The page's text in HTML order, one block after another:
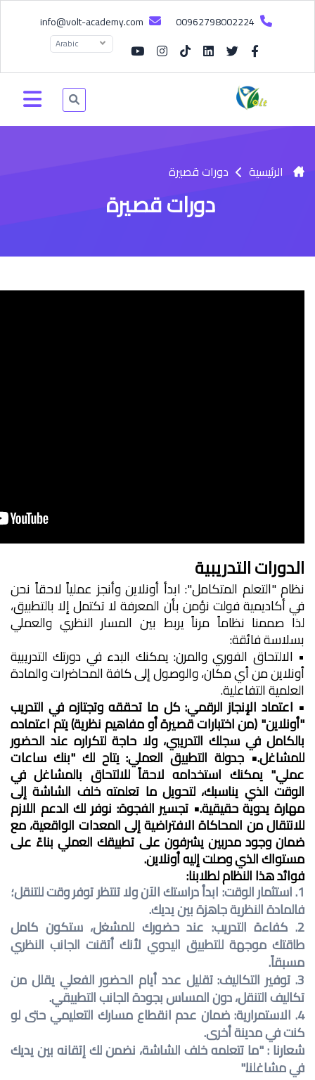
00962798002224
Arabic
الرئيسية دورات قصيرة
دورات قصيرة
الدورات التدريبية
نظام "التعلم المتكامل": ابدأ أونلاين وأنجز عملياً لاحقاً نحن
في أكاديمية فولت نؤمن بأن المعرفة لا تكتمل إلا بالتطبيق،
لذا صممنا نظاماً مرناً يربط بين المسار النظري والعملي
بسلاسة فائقة:
• الالتحاق الفوري والمرن: يمكنك البدء في دورتك التدريبية
أونلاين من أي مكان، والوصول إلى كافة المحاضرات والمادة
العلمية التفاعلية.
• اعتماد الإنجاز الرقمي: كل ما تحققه وتجتازه في التدريب
"أونلاين" (من اختبارات قصيرة أو مفاهيم نظرية) يتم اعتماده
بالكامل في سجلك التدريبي، ولا حاجة لتكراره عند الحضور
للمشاغل.• جدولة التطبيق العملي: يتاح لك "بنك ساعات
عملي" يمكنك استخدامه لاحقاً للالتحاق بالمشاغل في
الوقت الذي يناسبك، لتحويل ما تعلمته خلف الشاشة إلى
مهارة يدوية حقيقية.• تجسير الفجوة: نوفر لك الدعم اللازم
للانتقال من المحاكاة الافتراضية إلى المعدات الواقعية، مع
ضمان وجود مدربين يشرفون على تطبيقك العملي بناءً على
مستواك الذي وصلت إليه أونلاين.
فوائد هذا النظام لطلابنا:
1. استثمار الوقت: ابدأ دراستك الآن ولا تنتظر توفر وقت للتنقل؛
فالمادة النظرية جاهزة بين يديك.
2. كفاءة التدريب: عند حضورك للمشغل، ستكون كامل
طاقتك موجهة للتطبيق اليدوي لأنك أتقنت الجانب النظري
مسبقاً.
3. توفير التكاليف: تقليل عدد أيام الحضور الفعلي يقلل من
تكاليف التنقل، دون المساس بجودة الجانب التطبيقي.
4. الاستمرارية: ضمان عدم انقطاع مسارك التعليمي حتى لو
كنت في مدينة أخرى.
شعارنا : "ما تتعلمه خلف الشاشة، نضمن لك إتقانه بين يديك
في مشاغلنا."